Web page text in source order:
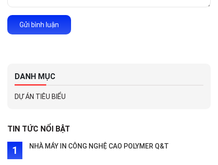
Gửi bình luận
DANH MỤC
DỰ ÁN TIÊU BIỂU
TIN TỨC NỔI BẬT
NHÀ MÁY IN CÔNG NGHỆ CAO POLYMER Q&T